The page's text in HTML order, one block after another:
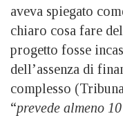
aveva spiegato
chiaro cosa fare
progetto fosse
dell’assenza di
complesso
“prevede almeno